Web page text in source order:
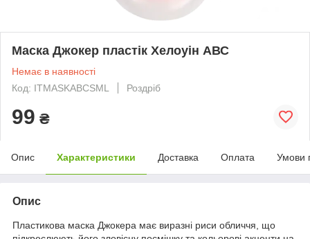
Маска Джокер пластік Хелоуін АВС
Немає в наявності
Код: ITMASKABCSML
Роздріб
99 ₴
Опис Характеристики Доставка Оплата Умови
Опис
Пластикова маска Джокера має виразні риси обличчя, що